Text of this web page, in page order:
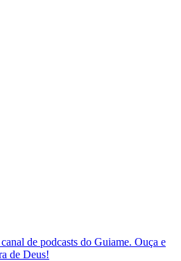
de podcasts do Guiame. Ouça e
de Deus!